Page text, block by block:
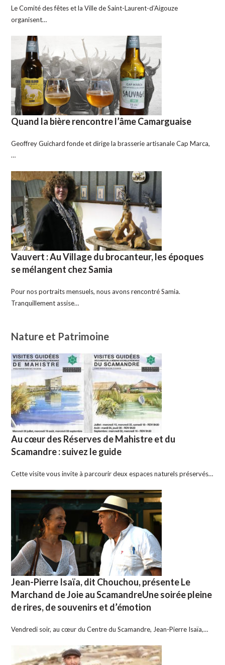
Le Comité des fêtes et la Ville de Saint-Laurent-d’Aigouze
organisent…
Quand la bière rencontre l’âme Camarguaise
Geoffrey Guichard fonde et dirige la brasserie artisanale Cap Marca,
…
Vauvert : Au Village du brocanteur, les époques
se mélangent chez Samia
Pour nos portraits mensuels, nous avons rencontré Samia.
Tranquillement assise…
Nature et Patrimoine
Au cœur des Réserves de Mahistre et du
Scamandre : suivez le guide
Cette visite vous invite à parcourir deux espaces naturels préservés…
Jean-Pierre Isaïa, dit Chouchou, présente Le
Marchand de Joie au ScamandreUne soirée pleine
de rires, de souvenirs et d’émotion
Vendredi soir, au cœur du Centre du Scamandre, Jean-Pierre Isaïa,…